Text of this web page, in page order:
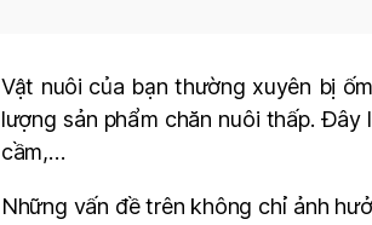
Vật nuôi của bạn thường xuyên bị
lượng sản phẩm chăn nuôi thấp. Đây
cầm,…
Những vấn đề trên không chỉ ảnh